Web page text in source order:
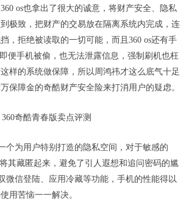
os也拿出了很大的诚意，将财产安全、隐私
极致，把财产的交易放在隔离系统内完成，连
，拒绝被读取的一切可能，而且360 os还有手
便手机被偷，也无法泄露信息，强制刷机也枉
样的系统做保障，所以周鸿祎才这么底气十足
保障金的奇酷财产安全险来打消用户的疑虑。
个为用户特别打造的隐私空间，对于敏感的
其藏匿起来，避免了引人遐想和追问密码的尴
微信登陆、应用冷藏等功能，手机的性能得以
用苦恼一一解决。